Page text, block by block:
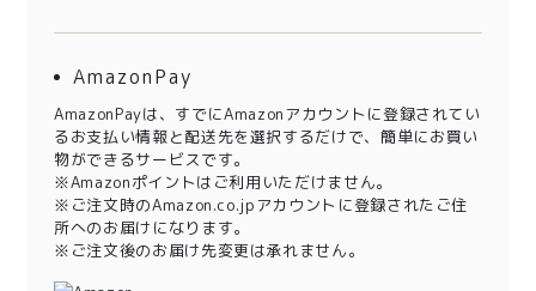
AmazonPay
AmazonPayは、すでにAmazonアカウントに登録されてい
るお支払い情報と配送先を選択するだけで、簡単にお買い
物ができるサービスです。
※Amazonポイントはご利用いただけません。
※ご注文時のAmazon.co.jpアカウントに登録されたご住
所へのお届けになります。
※ご注文後のお届け先変更は承れません。